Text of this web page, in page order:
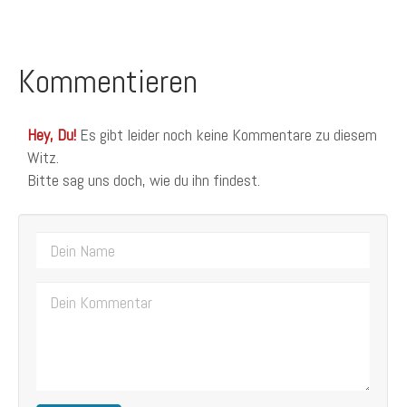
Kommentieren
Hey, Du! Es gibt leider noch keine Kommentare zu diesem
Witz.
Bitte sag uns doch, wie du ihn findest.